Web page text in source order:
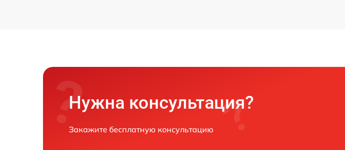
Нужна консультация?
Закажите бесплатную консультацию